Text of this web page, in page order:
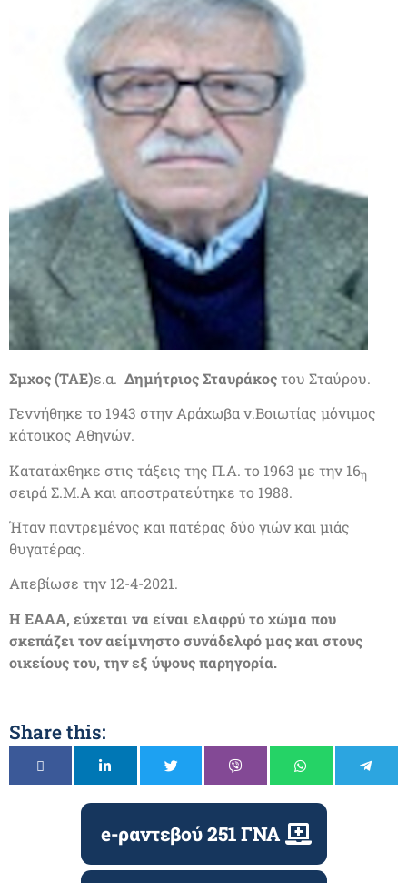
Σμχος (ΤΑΕ)ε.α. Δημήτριος Σταυράκοςτου Σταύρου.
Γεννήθηκε το 1943 στην Αράχωβα ν.Βοιωτίας μόνιμος
κάτοικος Αθηνών.
Κατατάχθηκε στις τάξεις της Π.Α. το 1963 με την 16η
σειρά Σ.Μ.Α και αποστρατεύτηκε το 1988.
Ήταν παντρεμένος και πατέρας δύο γιών και μιάς
θυγατέρας.
Απεβίωσε την 12-4-2021.
Η ΕΑΑΑ, εύχεται να είναι ελαφρύ το χώμα που
σκεπάζει τον αείμνηστο συνάδελφό μας και στους
οικείους του, την εξ ύψους παρηγορία.
Share this:
e-ραντεβού 251 ΓΝΑ